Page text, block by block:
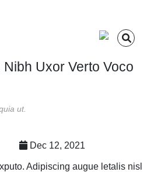
Uxor Verto Voco
ut.
Dec 12, 2021
Adipiscing augue letalis nisl